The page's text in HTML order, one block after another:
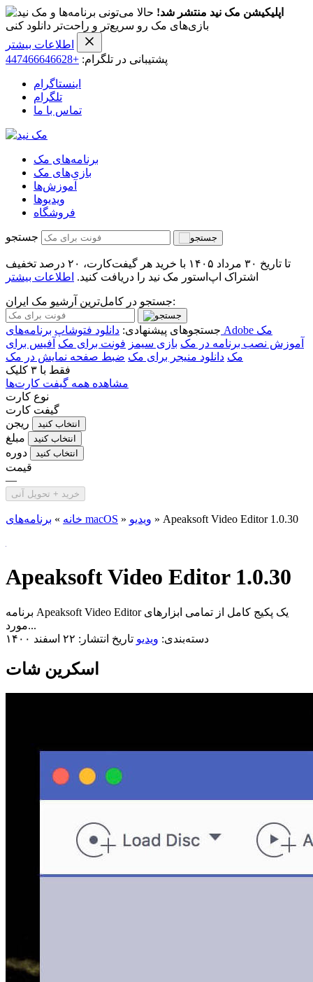
اپلیکیشن مک نید منتشر شد! حالا می‌تونی برنامه‌ها و
بازی‌های مک رو سریع‌تر و راحت‌تر دانلود کنی
اطلاعات بیشتر
پشتیبانی در تلگرام: +447466646628
اینستاگرام
تلگرام
تماس با ما
برنامه‌های مک
بازی‌های مک
آموزش‌ها
ویدیو‌ها
فروشگاه
جستجو
تا تاریخ ۳۰ مرداد ۱۴۰۵ با خرید هر گیفت‌کارت، ۲۰ درصد تخفیف
اشتراک اپ‌استور مک نید را دریافت کنید. اطلاعات بیشتر
جستجو در کامل‌ترین آرشیو مک ایران:
جستجوهای پیشنهادی: دانلود فتوشاپ
برنامه‌های Adobe مک
آموزش نصب برنامه در مک بازی سیمز فونت برای مک آفیس برای
مک دانلود منیجر برای مک ضبط صفحه نمایش در مک
فقط با ۳ کلیک
مشاهده همه گیفت کارت‌ها
نوع کارت
گیفت کارت
ریجن
انتخاب کنید
مبلغ انتخاب کنید
دوره انتخاب کنید
قیمت
—
خرید + تحویل آنی
خانه » برنامه‌های macOS » ویدیو » Apeaksoft Video Editor 1.0.30
Apeaksoft Video Editor 1.0.30
برنامه Apeaksoft Video Editor یک پکیج کامل از تمامی ابزار‌های
مورد...
دسته‌بندی: ویدیو تاریخ انتشار: ۲۲ اسفند ۱۴۰۰
اسکرین شات